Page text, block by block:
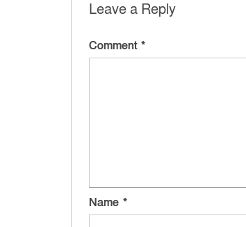
Leave a Reply
Comment *
Name *